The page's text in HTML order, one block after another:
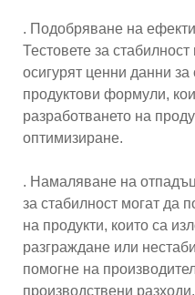
. Подобряване на
Тестовете за
осигурят ценни данни
продуктови формули,
разработването на
оптимизиране.
. Намаляване на
за стабилност могат да
на продукти, които са
разграждане или
помогне на
производствени разходи.